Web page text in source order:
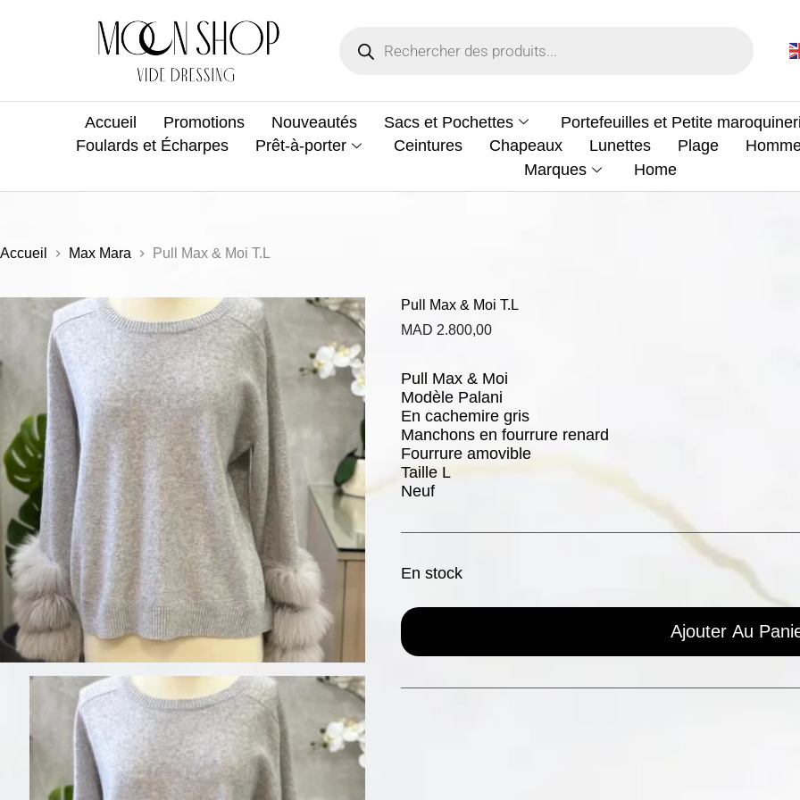
Accueil Promotions Nouveautés Sacs et Pochettes
Portefeuilles et Petite
Foulards et Écharpes
Prêt-à-porter Ceintures Chapeaux Lunettes Plage
Marques
Home
Accueil Max Mara Pull Max & Moi T.L
Pull Max & Moi T.L
MAD 2.800,00
Pull Max & Moi
Modèle Palani
En cachemire gris
Manchons en fourrure renard
Fourrure amovible
Taille L
Neuf
En stock
Ajouter Au